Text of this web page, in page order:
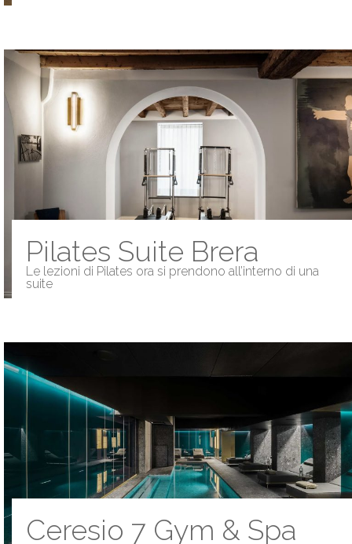
Pilates Suite Brera
Le lezioni di Pilates ora si prendono all’interno di una
suite
Ceresio 7 Gym & Spa